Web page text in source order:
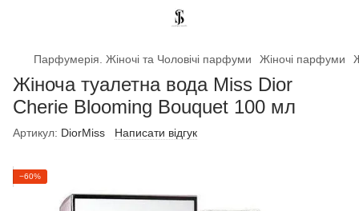
Парфумерія. Жіночі та Чоловічі парфуми Жіночі парфуми
Жіноча туалетна вода Miss Dior
Cherie Blooming Bouquet 100 мл
Артикул: DiorMiss Написати відгук
−60%